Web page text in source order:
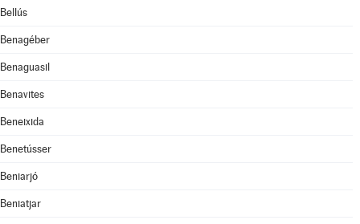
Bellús
Benagéber
Benaguasil
Benavites
Beneixida
Benetússer
Beniarjó
Beniatjar